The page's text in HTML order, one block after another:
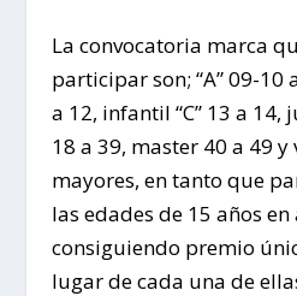
La convocatoria marca
participar son; “A” 09-10
a 12, infantil “C” 13 a
18 a 39, master 40 a 49
mayores, en tanto que
las edades de 15 años
consiguiendo premio
lugar de cada una de